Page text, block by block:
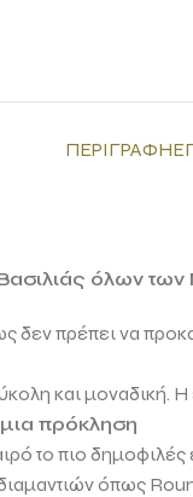
ΠΕΡΙΓΡΑΦΉ
όλων
δεν πρέπει να
και μοναδική. Η
πρόκληση
το πιο
όπως